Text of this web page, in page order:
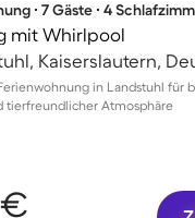
∙ 7 Gäste ∙ 4
mit Whirlpool
Kaiserslautern,
in Landstuhl für
tierfreundlicher Atmosphäre
€